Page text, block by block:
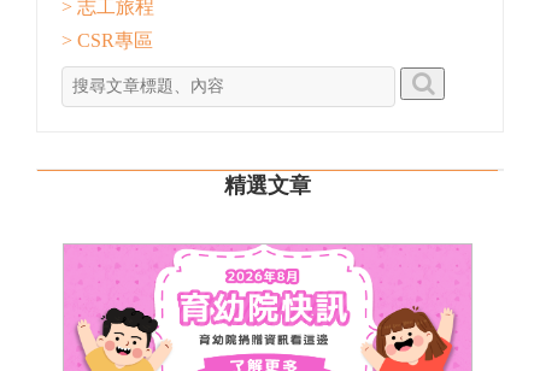
> 志工旅程
> CSR專區
精選文章